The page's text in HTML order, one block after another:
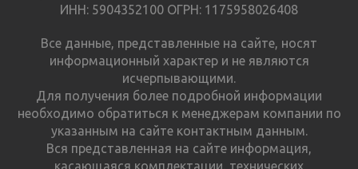
ИНН: 5904352100 ОГРН: 1175958026408
Все данные, представленные на сайте, носят
информационный характер и не являются
исчерпывающими.
Для получения более подробной информации
необходимо обратиться к менеджерам компании по
указанным на сайте контактным данным.
Вся представленная на сайте информация,
касающаяся комплектации, технических